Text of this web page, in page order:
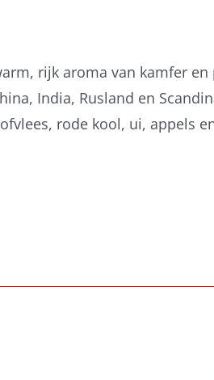
rijk aroma van kamfer
India, Rusland en
rode kool, ui, appels